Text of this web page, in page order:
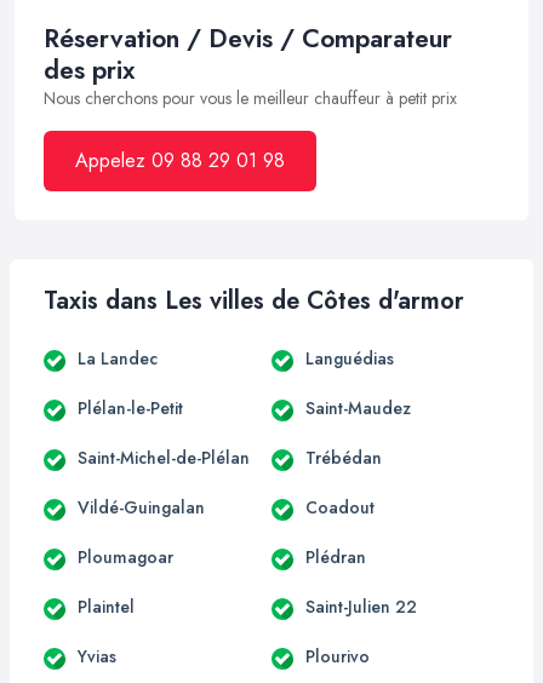
Réservation / Devis / Comparateur
des prix
Nous cherchons pour vous le meilleur chauffeur à petit prix
Appelez 09 88 29 01 98
Taxis dans Les villes de Côtes d'armor
La Landec Languédias
Plélan-le-Petit Saint-Maudez
Saint-Michel-de-Plélan Trébédan
Vildé-Guingalan Coadout
Ploumagoar Plédran
Plaintel Saint-Julien 22
Yvias Plourivo